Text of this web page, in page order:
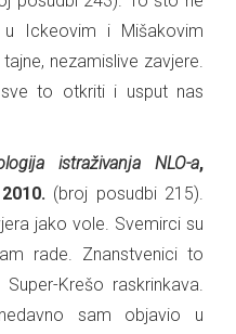
Ickeovim i Mišakovim
nezamislive zavjere.
to otkriti i usput nas
istraživanja NLO-a,
(broj posudbi 215).
jako vole. Svemirci su
rade. Znanstvenici to
Krešo raskrinkava.
sam objavio u